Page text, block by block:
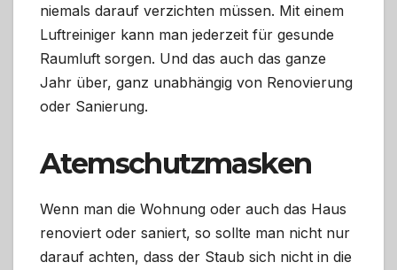
niemals darauf verzichten müssen. Mit einem
Luftreiniger kann man jederzeit für gesunde
Raumluft sorgen. Und das auch das ganze
Jahr über, ganz unabhängig von Renovierung
oder Sanierung.
Atemschutzmasken
Wenn man die Wohnung oder auch das Haus
renoviert oder saniert, so sollte man nicht nur
darauf achten, dass der Staub sich nicht in die